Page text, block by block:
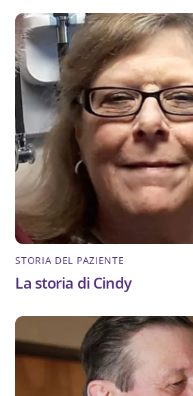
STORIA DEL PAZIENTE
La storia di Cindy